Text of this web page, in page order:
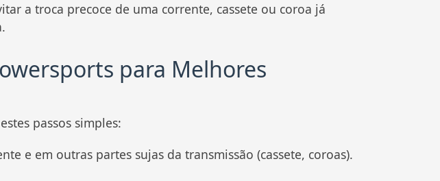
a troca precoce de uma corrente, cassete ou coroa já
para Melhores
passos simples:
e em outras partes sujas da transmissão (cassete, coroas).